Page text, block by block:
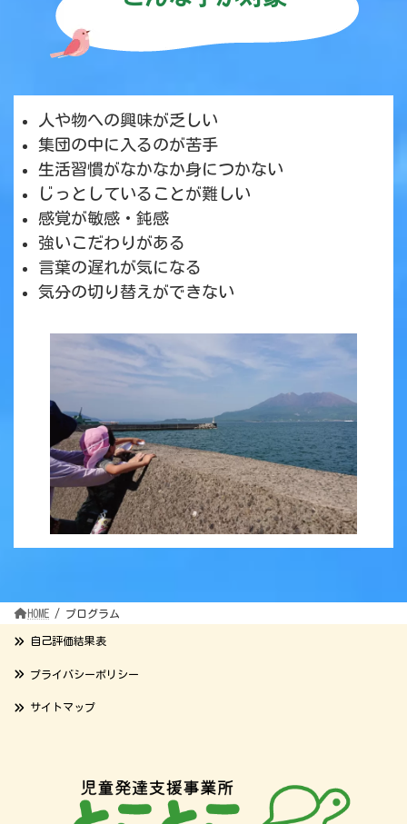
人や物への興味が乏しい
集団の中に入るのが苦手
生活習慣がなかなか身につかない
じっとしていることが難しい
感覚が敏感・鈍感
強いこだわりがある
言葉の遅れが気になる
気分の切り替えができない
HOME プログラム
自己評価結果表
プライバシーポリシー
サイトマップ